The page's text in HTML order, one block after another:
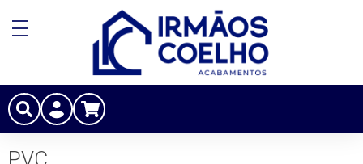
PVC